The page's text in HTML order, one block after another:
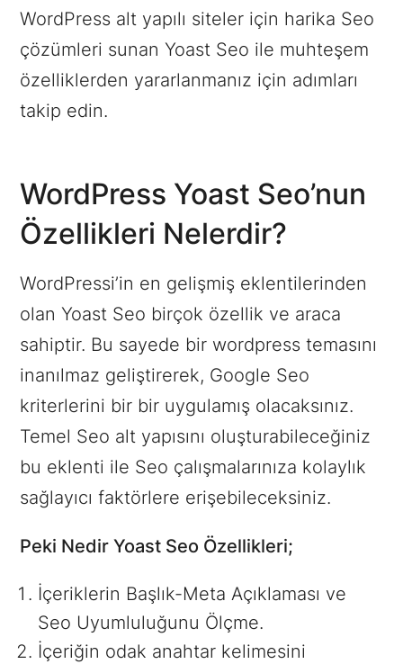
WordPress alt yapılı siteler için harika Seo
çözümleri sunan Yoast Seo ile muhteşem
özelliklerden yararlanmanız için adımları
takip edin.
WordPress Yoast Seo’nun
Özellikleri Nelerdir?
WordPressi’in en gelişmiş eklentilerinden
olan Yoast Seo birçok özellik ve araca
sahiptir. Bu sayede bir wordpress temasını
inanılmaz geliştirerek, Google Seo
kriterlerini bir bir uygulamış olacaksınız.
Temel Seo alt yapısını oluşturabileceğiniz
bu eklenti ile Seo çalışmalarınıza kolaylık
sağlayıcı faktörlere erişebileceksiniz.
Peki Nedir Yoast Seo Özellikleri;
İçeriklerin Başlık-Meta Açıklaması ve
Seo Uyumluluğunu Ölçme.
İçeriğin odak anahtar kelimesini